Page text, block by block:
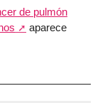
de pulmón
aparece